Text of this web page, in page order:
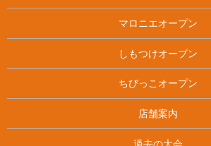
マロニエオープン
しもつけオープン
ちびっこオープン
店舗案内
過去の大会